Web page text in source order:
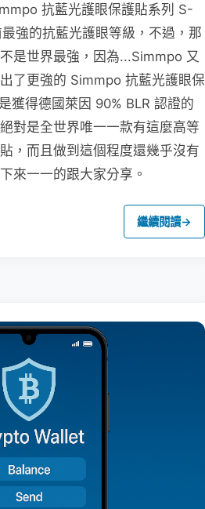
抗藍光護眼保護貼系列 S-
強的抗藍光護眼等級，不過，那
是世界最強，因為...Simmpo 又
了更強的 Simmpo 抗藍光護眼保
獲得德國萊因 90% BLR 認證的
對是全世界唯一一款有這麼高等
，而且做到這個程度還幾乎沒有
來一一的跟大家分享。
繼續閱讀→